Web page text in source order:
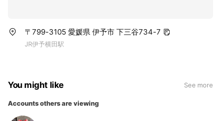
〒799-3105 愛媛県 伊予市 下三谷734-7
JR伊予横田駅
You might like See more
Accounts others are viewing